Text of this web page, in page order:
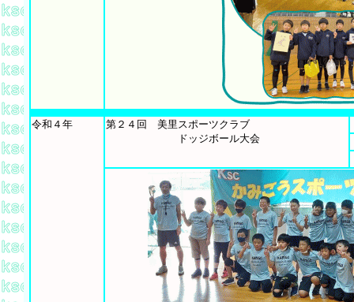
令和４年
第２４回 美里スポーツクラブ
ドッジボール大会